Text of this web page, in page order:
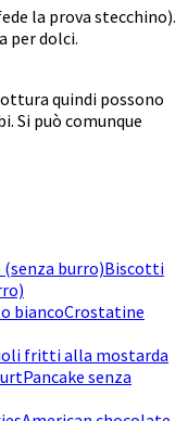
la prova stecchino).
per dolci.
quindi possono
Si può comunque
Biscotti
Crostatine
fritti alla mostarda
Pancake senza